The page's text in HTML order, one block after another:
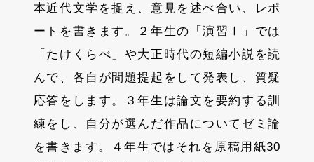
本近代文学を捉え、意見を述べ合い、レポ
ートを書きます。２年生の「演習Ⅰ」では
「たけくらべ」や大正時代の短編小説を読
んで、各自が問題提起をして発表し、質疑
応答をします。３年生は論文を要約する訓
練をし、自分が選んだ作品についてゼミ論
を書きます。４年生ではそれを原稿用紙30